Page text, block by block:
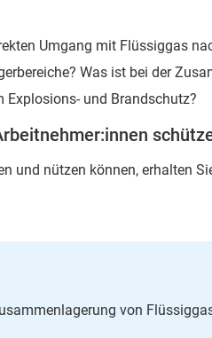
Umgang mit Flüssiggas
Was ist bei der
und Brandschutz?
und nützen können, erhalten
von